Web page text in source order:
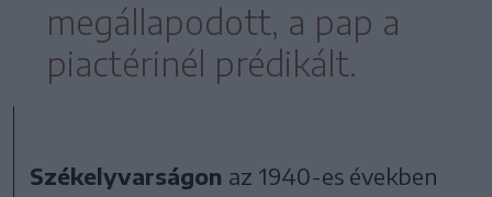
megállapodott, a pap a
piactérinél prédikált.
Székelyvarságon az 1940-es években